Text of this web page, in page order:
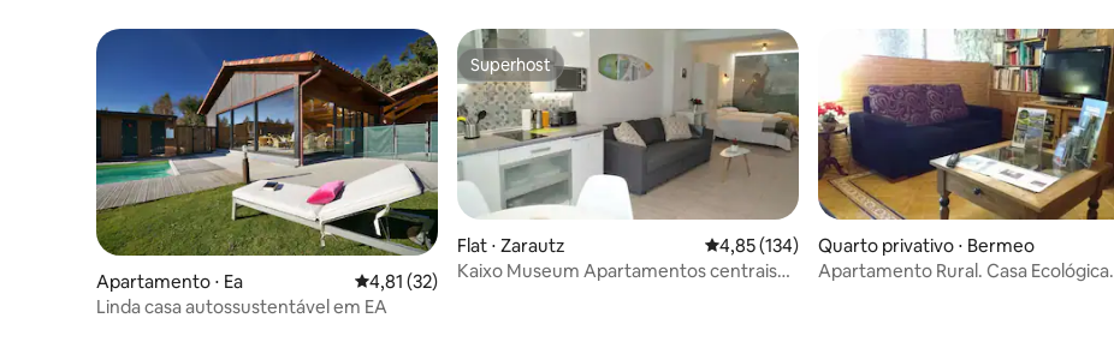
Apartamento ⋅ Ea 4,81 de uma avaliação média de 5, 32 avaliações
4,81 (32)
Linda casa autossustentável em EA
Superhost
Superhost
Flat ⋅ Zarautz 4,85 de uma avaliação média de 5, 134 avaliações
4,85 (134)
Kaixo Museum Apartamentos centrais
Quarto privativo ⋅ Bermeo
Apartamento Rural. Casa Ecológica.